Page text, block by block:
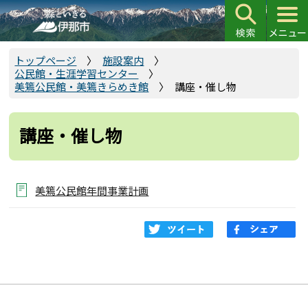
こ
の
ペ
先
トップページ
施設案内
公民館・生涯学習センター
美篶公民館・美篶きらめき館
講座・催し物
講座・催し物
美篶公民館年間事業計画